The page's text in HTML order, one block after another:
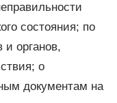
состояния; по
органов,
о
документам на